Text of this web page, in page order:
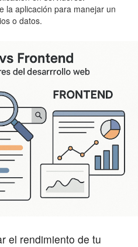
la aplicación para manejar un
o datos.
el rendimiento de tu